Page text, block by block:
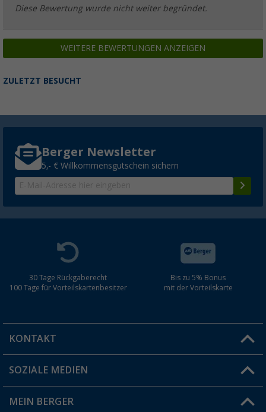
Diese Bewertung wurde nicht weiter begründet.
WEITERE BEWERTUNGEN ANZEIGEN
ZULETZT BESUCHT
Berger Newsletter
5,- € Willkommensgutschein sichern
30 Tage Rückgaberecht
100 Tage für Vorteilskartenbesitzer
Bis zu 5% Bonus
mit der Vorteilskarte
KONTAKT
Du hast eine Frage?
Filiale finden
SOZIALE MEDIEN
MEIN BERGER